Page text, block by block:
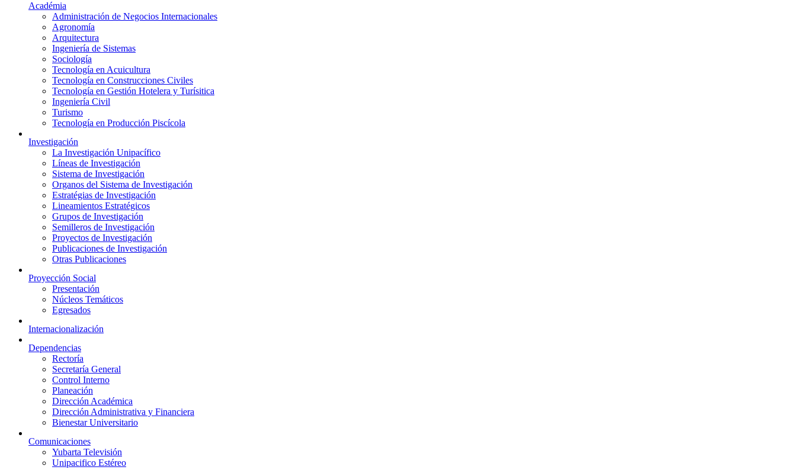
Académia
Administración de Negocios Internacionales
Agronomía
Arquitectura
Ingeniería de Sistemas
Sociología
Tecnología en Acuicultura
Tecnología en Construcciones Civiles
Tecnología en Gestión Hotelera y Turísitica
Ingeniería Civil
Turismo
Tecnología en Producción Piscícola
Investigación
La Investigación Unipacífico
Líneas de Investigación
Sistema de Investigación
Organos del Sistema de Investigación
Estratégias de Investigación
Lineamientos Estratégicos
Grupos de Investigación
Semilleros de Investigación
Proyectos de Investigación
Publicaciones de Investigación
Otras Publicaciones
Proyección Social
Presentación
Núcleos Temáticos
Egresados
Internacionalización
Dependencias
Rectoría
Secretaría General
Control Interno
Planeación
Dirección Académica
Dirección Administrativa y Financiera
Bienestar Universitario
Comunicaciones
Yubarta Televisión
Unipacifico Estéreo